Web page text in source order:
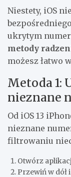
Niestety, iOS
ukrytym
metody
możesz łatwo
Metoda 1:
nieznane
Od iOS 13
nieznane
filtrowaniu
Otwórz
Przewiń w dół